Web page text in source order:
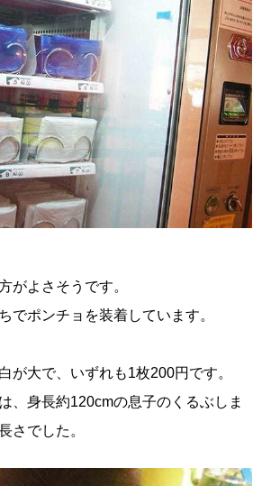
がよさそうです。
でポンチョを装着しています。
が大で、いずれも1枚200円です。
、身長約120cmの息子のくるぶしま
さでした。